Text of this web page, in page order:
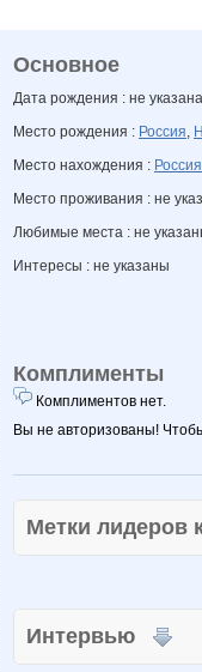
Основное
Дата рождения : не указана
Место рождения : Россия,
Место нахождения : Россия
Место проживания : не
Любимые места : не
Интересы : не указаны
Комплименты
Комплиментов нет.
Вы не авторизованы!
Метки
Интервью